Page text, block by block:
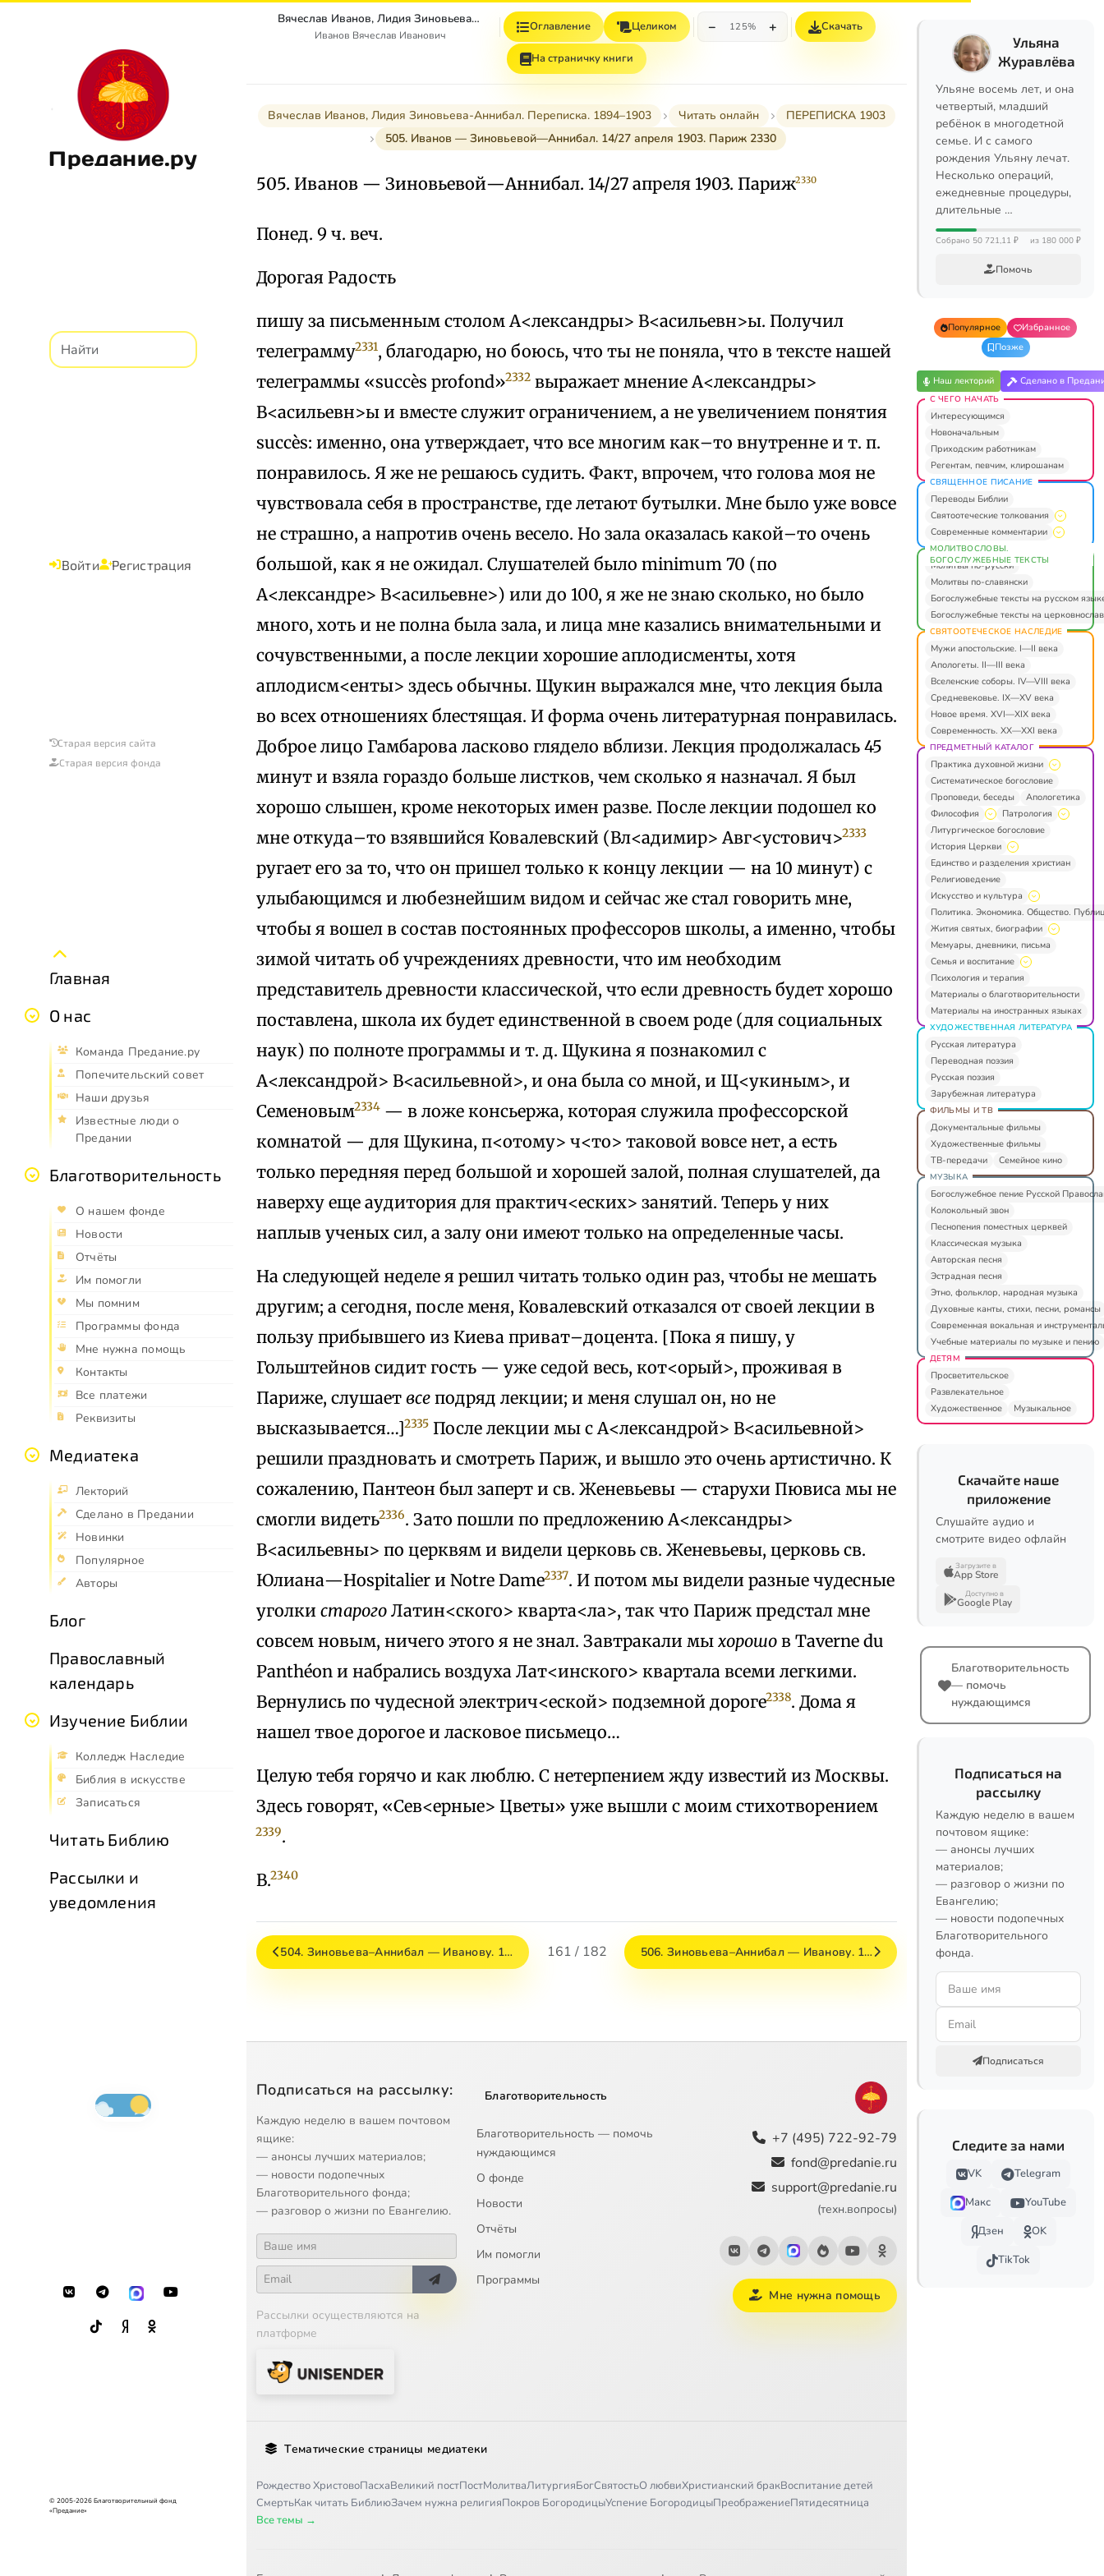
Предание.ру
Войти Регистрация
Старая версия сайта
Старая версия фонда
Главная
О нас
Команда Предание.ру
Попечительский совет
Наши друзья
Известные люди о
Предании
Благотворительность
О нашем фонде
Новости
Отчёты
Им помогли
Мы помним
Программы фонда
Мне нужна помощь
Контакты
Все платежи
Реквизиты
Медиатека
Лекторий
Сделано в Предании
Новинки
Популярное
Авторы
Блог
Православный
календарь
Изучение Библии
Колледж Наследие
Библия в искусстве
Записаться
Читать Библию
Рассылки и
уведомления
© 2005-2026 Благотворительный фонд
«Предание»
Вячеслав Иванов, Лидия Зиновьева–Аннибал Переписка. 1894–1903. Том II
Иванов Вячеслав Иванович
Оглавление Целиком − 125% + Скачать
На страничку книги
Вячеслав Иванов, Лидия Зиновьева-Аннибал. Переписка. 1894–1903 Читать онлайн
ПЕРЕПИСКА 1903
505. Иванов — Зиновьевой—Аннибал. 14/27 апреля 1903. Париж 2330
505. Иванов — Зиновьевой—Аннибал. 14/27 апреля 1903. Париж2330
Понед. 9 ч. веч.
Дорогая Радость
пишу за письменным столом А<лександры> В<асильевн>ы. Получил
телеграмму2331, благодарю, но боюсь, что ты не поняла, что в тексте нашей
телеграммы «succès profond»2332выражает мнение А<лександры>
В<асильевн>ы и вместе служит ограничением, а не увеличением понятия
succès: именно, она утверждает, что все многим как–то внутренне и т. п.
понравилось. Я же не решаюсь судить. Факт, впрочем, что голова моя не
чувствовала себя в пространстве, где летают бутылки. Мне было уже вовсе
не страшно, а напротив очень весело. Но зала оказалась какой–то очень
большой, как я не ожидал. Слушателей было minimum 70 (по
А<лександре> В<асильевне>) или до 100, я же не знаю сколько, но было
много, хоть и не полна была зала, и лица мне казались внимательными и
сочувственными, а после лекции хорошие аплодисменты, хотя
аплодисм<енты> здесь обычны. Щукин выражался мне, что лекция была
во всех отношениях блестящая. И форма очень литературная понравилась.
Доброе лицо Гамбарова ласково глядело вблизи. Лекция продолжалась 45
минут и взяла гораздо больше листков, чем сколько я назначал. Я был
хорошо слышен, кроме некоторых имен разве. После лекции подошел ко
мне откуда–то взявшийся Ковалевский (Вл<адимир> Авг<устович>2333
ругает его за то, что он пришел только к концу лекции — на 10 минут) с
улыбающимся и любезнейшим видом и сейчас же стал говорить мне,
чтобы я вошел в состав постоянных профессоров школы, а именно, чтобы
зимой читать об учреждениях древности, что им необходим
представитель древности классической, что если древность будет хорошо
поставлена, школа их будет единственной в своем роде (для социальных
наук) по полноте программы и т. д. Щукина я познакомил с
А<лександрой> В<асильевной>, и она была со мной, и Щ<укиным>, и
Семеновым2334— в ложе консьержа, которая служила профессорской
комнатой — для Щукина, п<отому> ч<то> таковой вовсе нет, а есть
только передняя перед большой и хорошей залой, полная слушателей, да
наверху еще аудитория для практич<еских> занятий. Теперь у них
наплыв ученых сил, а залу они имеют только на определенные часы.
На следующей неделе я решил читать только один раз, чтобы не мешать
другим; а сегодня, после меня, Ковалевский отказался от своей лекции в
пользу прибывшего из Киева приват–доцента. [Пока я пишу, у
Гольштейнов сидит гость — уже седой весь, кот<орый>, проживая в
Париже, слушает все подряд лекции; и меня слушал он, но не
высказывается…]2335После лекции мы с А<лександрой> В<асильевной>
решили праздновать и смотреть Париж, и вышло это очень артистично. К
сожалению, Пантеон был заперт и св. Женевьевы — старухи Пювиса мы не
смогли видеть2336. Зато пошли по предложению А<лександры>
В<асильевны> по церквям и видели церковь св. Женевьевы, церковь св.
Юлиана—Hospitalier и Notre Dame2337. И потом мы видели разные чудесные
уголки старого Латин<ского> кварта<ла>, так что Париж предстал мне
совсем новым, ничего этого я не знал. Завтракали мы хорошо в Taverne du
Panthéon и набрались воздуха Лат<инского> квартала всеми легкими.
Вернулись по чудесной электрич<еской> подземной дороге2338. Дома я
нашел твое дорогое и ласковое письмецо…
Целую тебя горячо и как люблю. С нетерпением жду известий из Москвы.
Здесь говорят, «Сев<ерные> Цветы» уже вышли с моим стихотворением
2339.
В.2340
504. Зиновьева–Аннибал — Иванову. 1… 161 / 182 506. Зиновьева–Аннибал — Иванову. 1…
Подписаться на рассылку:
Каждую неделю в вашем почтовом
ящике:
— анонсы лучших материалов;
— новости подопечных
Благотворительного фонда;
— разговор о жизни по Евангелию.
Рассылки осуществляются на
платформе
Благотворительность
Благотворительность — помочь
нуждающимся
О фонде
Новости
Отчёты
Им помогли
Программы
+7 (495) 722-92-79
fond@predanie.ru
support@predanie.ru
(техн.вопросы)
Мне нужна помощь
Тематические страницы медиатеки
Рождество ХристовоПасхаВеликий постПостМолитваЛитургияБогСвятостьО любвиХристианский бракВоспитание детей
СмертьКак читать БиблиюЗачем нужна религияПокров БогородицыУспение БогородицыПреображениеПятидесятница
Все темы →
Ульяна
Журавлёва
Ульяне восемь лет, и она
четвертый, младший
ребёнок в многодетной
семье. И с самого
рождения Ульяну лечат.
Несколько операций,
ежедневные процедуры,
длительные …
Собрано 50 721,11 ₽ из 180 000 ₽
Помочь
Популярное
Избранное
Позже
Наш лекторий Сделано в
С ЧЕГО НАЧАТЬ
Интересующимся
Новоначальным
Приходским работникам
Регентам, певчим, клирошанам
СВЯЩЕННОЕ ПИСАНИЕ
Переводы Библии
Святоотеческие толкования
Современные комментарии
МОЛИТВОСЛОВЫ.
БОГОСЛУЖЕБНЫЕ ТЕКСТЫ
Молитвы по-русски
Молитвы по-славянски
Богослужебные тексты на русском
Богослужебные тексты на
СВЯТООТЕЧЕСКОЕ НАСЛЕДИЕ
Мужи апостольские. I—II века
Апологеты. II—III века
Вселенские соборы. IV—VIII века
Средневековье. IX—XV века
Новое время. XVI—XIX века
Современность. XX—XXI века
ПРЕДМЕТНЫЙ КАТАЛОГ
Практика духовной жизни
Систематическое богословие
Проповеди, беседы
Апологетика
Философия
Патрология
Литургическое богословие
История Церкви
Единство и разделения христиан
Религиоведение
Искусство и культура
Политика. Экономика. Общество.
Жития святых, биографии
Мемуары, дневники, письма
Семья и воспитание
Психология и терапия
Материалы о благотворительности
Материалы на иностранных языках
ХУДОЖЕСТВЕННАЯ ЛИТЕРАТУРА
Русская литература
Переводная поэзия
Русская поэзия
Зарубежная литература
ФИЛЬМЫ И ТВ
Документальные фильмы
Художественные фильмы
ТВ-передачи
Семейное кино
МУЗЫКА
Богослужебное пение Русской
Колокольный звон
Песнопения поместных церквей
Классическая музыка
Авторская песня
Эстрадная песня
Этно, фольклор, народная музыка
Духовные канты, стихи, песни, романсы
Современная вокальная и
Учебные материалы по музыке и пению
ДЕТЯМ
Просветительское
Развлекательное
Художественное
Музыкальное
Скачайте наше
приложение
Слушайте аудио и
смотрите видео офлайн
Загрузите в
App Store
Доступно в
Google Play
Благотворительность
— помочь
нуждающимся
Подписаться на
рассылку
Каждую неделю в вашем
почтовом ящике:
— анонсы лучших
материалов;
— разговор о жизни по
Евангелию;
— новости подопечных
Благотворительного
фонда.
Подписаться
Следите за нами
VK
Telegram
Макс
YouTube
Дзен
OK
TikTok